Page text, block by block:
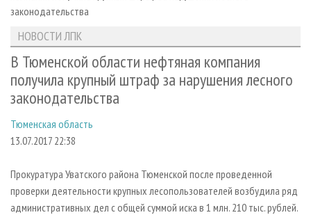
ЛЕСНОЕ ХОЗЯЙСТВО
ЛЕСОЗАГОТОВКА
ЛЕСОПИЛЕНИЕ
ДЕРЕВООБРАБОТКА
СУШКА ДРЕВЕСИНЫ
ПРОИЗВОДСТВО ДРЕВЕСНЫХ ПЛИТ
ДЕРЕВЯННОЕ ДОМОСТРОЕНИЕ
ПРОИЗВОДСТВО МЕБЕЛИ
БИОЭНЕРГЕТИКА
КАЛЕНДАРЬ СОБЫТИЙ
НОВОСТИ ЛПК
НОВОСТИ ЖУРНАЛА
НОВОСТИ КОМПАНИЙ
ПРОЕКТЫ ЛПИ
АНАЛИТИКА
ПРЕДПРИЯТИЯ ЛПК
ЛЕСНЫЕ РЕГИОНЫ РОССИИ
ПЕРСОНЫ
МОБИЛЬНЫЕ ВЫСТАВКИ
ПРИОРИТЕТНЫЕ ИНВЕСТПРОЕКТЫ
RUSSIAN FORESTRY REVIEW
АРХИВ
АРХИВ ЖУРНАЛОВ
СТАТЬИ
О ЖУРНАЛЕ
ПОДПИСКА
КОНТАКТЫ
РЕКЛАМОДАТЕЛЯМ
РЕКЛАМА
РЕКЛАМА НА САЙТЕ
законодательства
НОВОСТИ ЛПК
В Тюменской области нефтяная компания
получила крупный штраф за нарушения лесного
законодательства
Тюменская область
13.07.2017 22:38
Прокуратура Уватского района Тюменской после проведенной
проверки деятельности крупных лесопользователей возбудила ряд
административных дел с общей суммой иска в 1 млн. 210 тыс. рублей.